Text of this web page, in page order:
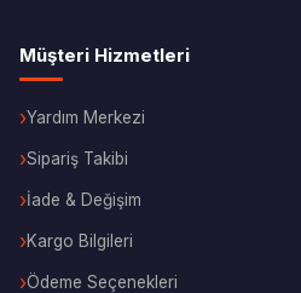
Müşteri Hizmetleri
Yardım Merkezi
Sipariş Takibi
İade & Değişim
Kargo Bilgileri
Ödeme Seçenekleri